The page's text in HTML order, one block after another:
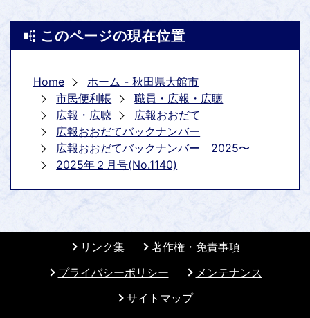
このページの現在位置
Home
ホーム - 秋田県大館市
市民便利帳
職員・広報・広聴
広報・広聴
広報おおだて
広報おおだてバックナンバー
広報おおだてバックナンバー 2025〜
2025年２月号(No.1140)
リンク集
著作権・免責事項
プライバシーポリシー
メンテナンス
サイトマップ